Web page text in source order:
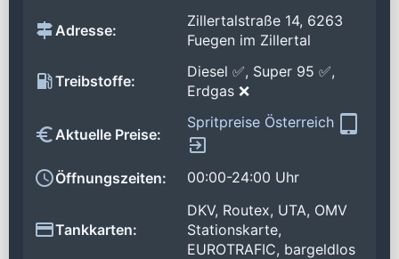
Adresse:
Zillertalstraße 14, 6263
Fuegen im Zillertal
Treibstoffe:
Diesel ✅, Super 95 ✅,
Erdgas ❌
Aktuelle Preise:
Spritpreise Österreich
Öffnungszeiten: 00:00-24:00 Uhr
Tankkarten:
DKV, Routex, UTA, OMV
Stationskarte,
EUROTRAFIC, bargeldlos